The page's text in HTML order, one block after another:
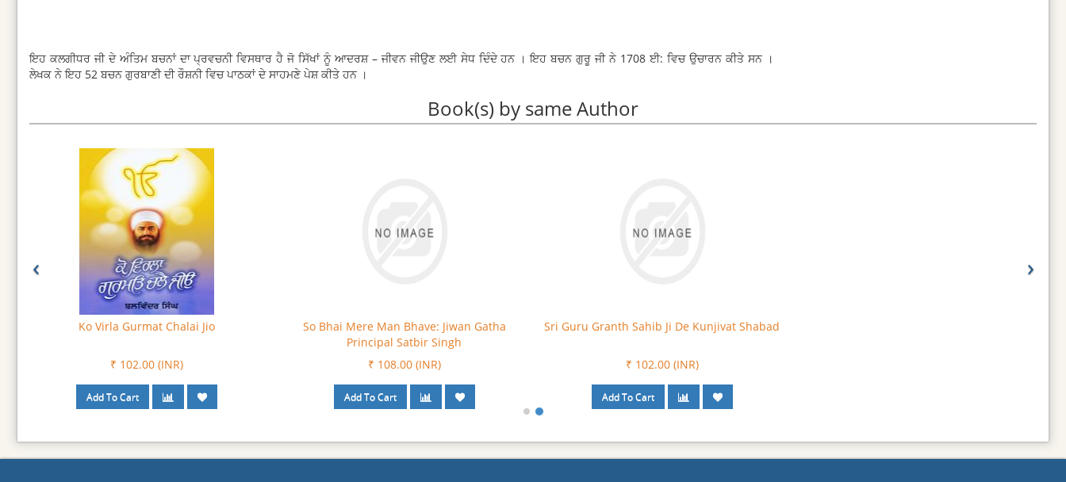
ਇਹ ਕਲਗੀਧਰ ਜੀ ਦੇ ਅੰਤਿਮ ਬਚਨਾਂ ਦਾ ਪ੍ਰਵਚਨੀ ਵਿਸਥਾਰ ਹੈ ਜੋ ਸਿੱਖਾਂ ਨੂੰ ਆਦਰਸ਼ – ਜੀਵਨ ਜੀਉਣ ਲਈ ਸੇਧ ਦਿੰਦੇ ਹਨ । ਇਹ ਬਚਨ ਗੁਰੂ ਜੀ ਨੇ 1708 ਈ: ਵਿਚ ਉਚਾਰਨ ਕੀਤੇ ਸਨ ।
ਲੇਖਕ ਨੇ ਇਹ 52 ਬਚਨ ਗੁਰਬਾਣੀ ਦੀ ਰੌਸ਼ਨੀ ਵਿਚ ਪਾਠਕਾਂ ਦੇ ਸਾਹਮਣੇ ਪੇਸ਼ ਕੀਤੇ ਹਨ ।
Book(s) by same Author
Ko Virla Gurmat Chalai Jio
₹ 102.00 (INR)
So Bhai Mere Man Bhave: Jiwan Gatha
Principal Satbir Singh
₹ 108.00 (INR)
Sri Guru Granth Sahib Ji De Kunjivat Shabad
₹ 102.00 (INR)
‹ ›